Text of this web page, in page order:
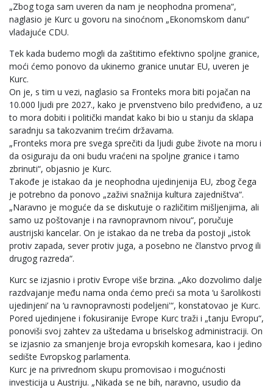
„Zbog toga sam uveren da nam je neophodna promena“,
naglasio je Kurc u govoru na sinoćnom „Ekonomskom danu“
vladajuće CDU.
Tek kada budemo mogli da zaštitimo efektivno spoljne granice,
moći ćemo ponovo da ukinemo granice unutar EU, uveren je
Kurc.
On je, s tim u vezi, naglasio sa Fronteks mora biti pojačan na
10.000 ljudi pre 2027., kako je prvenstveno bilo predviđeno, a uz
to mora dobiti i politički mandat kako bi bio u stanju da sklapa
saradnju sa takozvanim trećim državama.
„Fronteks mora pre svega sprečiti da ljudi gube živote na moru i
da osiguraju da oni budu vraćeni na spoljne granice i tamo
zbrinuti“, objasnio je Kurc.
Takođe je istakao da je neophodna ujedinjenija EU, zbog čega
je potrebno da ponovo „zaživi snažnija kultura zajedništva“.
„Naravno je moguće da se diskutuje o različitim mišljenjima, ali
samo uz poštovanje i na ravnopravnom nivou“, poručuje
austrijski kancelar. On je istakao da ne treba da postoji „istok
protiv zapada, sever protiv juga, a posebno ne članstvo prvog ili
drugog razreda“.
Kurc se izjasnio i protiv Evrope više brzina. „Ako dozvolimo dalje
razdvajanje među nama onda ćemo preći sa mota ‘u šarolikosti
ujedinjeni’ na ‘u ravnopravnosti podeljeni'“, konstatovao je Kurc.
Pored ujedinjene i fokusiranije Evrope Kurc traži i „tanju Evropu“,
ponoviši svoj zahtev za uštedama u briselskog administraciji. On
se izjasnio za smanjenje broja evropskih komesara, kao i jedino
sedište Evropskog parlamenta.
Kurc je na privrednom skupu promovisao i mogućnosti
investicija u Austriju. „Nikada se ne bih, naravno, usudio da